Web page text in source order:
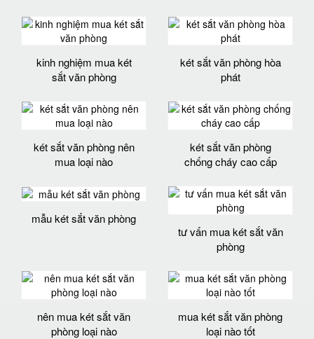
kinh nghiệm mua két
sắt văn phòng
két sắt văn phòng hòa
phát
két sắt văn phòng nên
mua loại nào
két sắt văn phòng
chống cháy cao cấp
mẫu két sắt văn phòng
tư vấn mua két sắt văn
phòng
nên mua két sắt văn
phòng loại nào
mua két sắt văn phòng
loại nào tốt